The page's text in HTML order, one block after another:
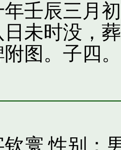
壬辰三月
未时没，
图。子四。
寰 性别：